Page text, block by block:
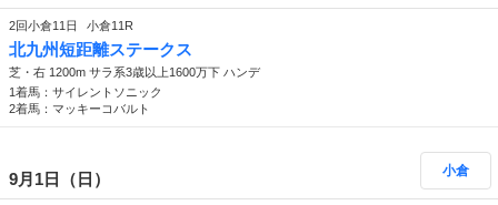
2回小倉11日 小倉11R
北九州短距離ステークス
芝・右 1200m サラ系3歳以上1600万下 ハンデ
1着馬：サイレントソニック
2着馬：マッキーコバルト
9月1日（日） 小倉